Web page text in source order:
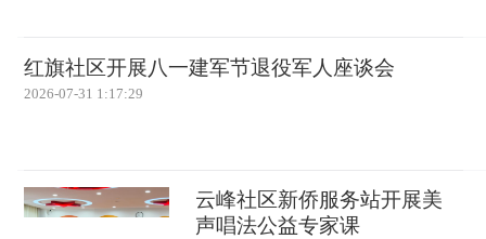
红旗社区开展八一建军节退役军人座谈会
2026-07-31 1:17:29
云峰社区新侨服务站开展美
声唱法公益专家课